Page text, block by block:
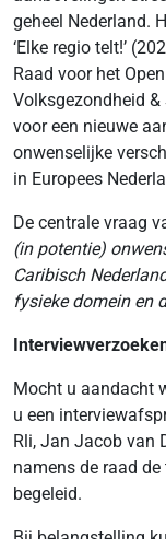
geheel Nederland.
‘Elke regio telt!’
Raad voor het
Volksgezondheid
voor een nieuwe
onwenselijke
in Europees
De centrale vraag
(in potentie)
Caribisch
fysieke domein en
Mocht u aandacht
u een
Rli, Jan Jacob van
namens de raad
begeleid.